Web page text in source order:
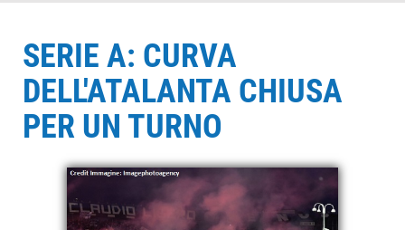
SERIE A: CURVA
DELL'ATALANTA CHIUSA
PER UN TURNO